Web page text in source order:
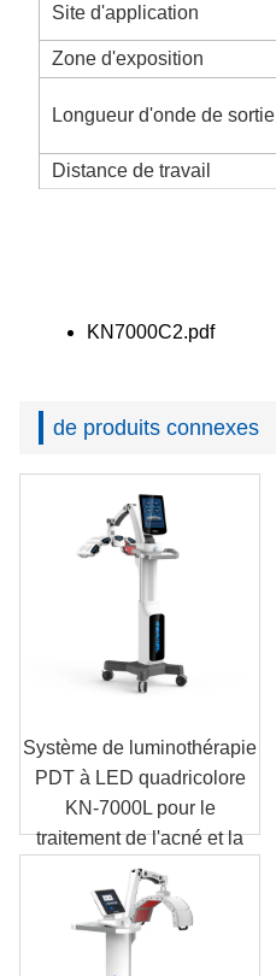
Site d'application
Zone d'exposition
Longueur d'onde de sortie
Distance de travail
KN7000C2.pdf
de produits connexes
Système de luminothérapie
PDT à LED quadricolore
KN-7000L pour le
traitement de l'acné et la
régénération cutanée